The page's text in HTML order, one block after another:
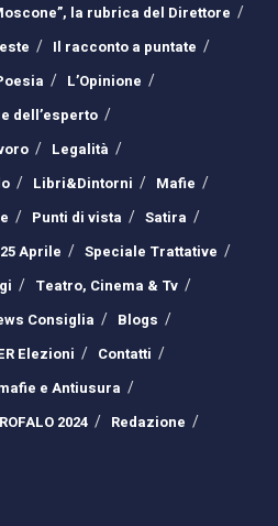
la rubrica del Direttore
Il racconto a puntate
L’Opinione
dell’esperto
Legalità
Libri&Dintorni
Mafie
Punti di vista
Satira
Aprile
Speciale Trattative
Teatro, Cinema & Tv
Consiglia
Blogs
Elezioni
Contatti
e Antiusura
2024
Redazione